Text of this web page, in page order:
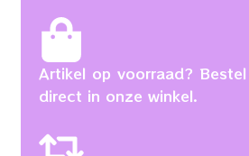
Artikel op voorraad?
direct in onze winkel.